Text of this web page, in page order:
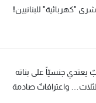
"كهربائية" للبنانيين!
يعتدي جنسيّاً على بناته
واعترافاتٌ صادمة